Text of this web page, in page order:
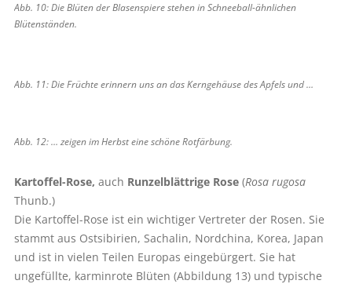
Abb. 10: Die Blüten der Blasenspiere stehen in Schneeball-ähnlichen
Blütenständen.
Abb. 11: Die Früchte erinnern uns an das Kerngehäuse des Apfels und …
Abb. 12: … zeigen im Herbst eine schöne Rotfärbung.
Kartoffel-Rose, auch Runzelblättrige Rose(Rosa rugosa
Thunb.)
Die Kartoffel-Rose ist ein wichtiger Vertreter der Rosen. Sie
stammt aus Ostsibirien, Sachalin, Nordchina, Korea, Japan
und ist in vielen Teilen Europas eingebürgert. Sie hat
ungefüllte, karminrote Blüten (Abbildung 13) und typische